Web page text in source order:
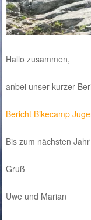
Hallo zusammen,
anbei unser kurzer
Bericht Bikecamp
Bis zum nächsten
Gruß
Uwe und Marian